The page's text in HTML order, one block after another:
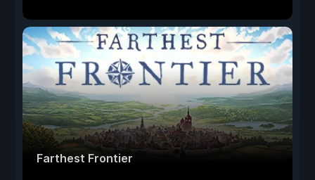
Farthest Frontier